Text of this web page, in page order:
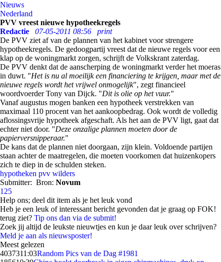
Nieuws
Nederland
PVV vreest nieuwe hypotheekregels
Redactie
07-05-2011 08:56
print
De PVV ziet af van de plannen van het kabinet voor strengere
hypotheekregels. De gedoogpartij vreest dat de nieuwe regels voor een
klap op de woningmarkt zorgen, schrijft de Volkskrant zaterdag.
De PVV denkt dat de aanscherping de woningmarkt verder het moeras
in duwt. "Het is nu al moeilijk een financiering te krijgen, maar met de
nieuwe regels wordt het vrijwel onmogelijk", zegt financieel
woordvoerder Tony van Dijck. "Dit is olie op het vuur."
Vanaf augustus mogen banken een hypotheek verstrekken van
maximaal 110 procent van het aankoopbedrag. Ook wordt de volledig
aflossingsvrije hypotheek afgeschaft. Als het aan de PVV ligt, gaat dat
echter niet door. "Deze onzalige plannen moeten door de
papierversnipperaar."
De kans dat de plannen niet doorgaan, zijn klein. Voldoende partijen
staan achter de maatregelen, die moeten voorkomen dat huizenkopers
zich te diep in de schulden steken.
hypotheken pvv wilders
Submitter: Bron: Novum
125
Help ons; deel dit item als je het leuk vond
Heb je een leuk of interessant bericht gevonden dat je graag op FOK!
terug ziet? Tip ons dan via de submit!
Zoek jij altijd de leukste nieuwtjes en kun je daar leuk over schrijven?
Meld je aan als nieuwsposter!
Meest gelezen
4037311:03Random Pics van de Dag #1981